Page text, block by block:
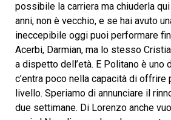
possibile la carriera ma chiuderla
anni, non è vecchio, e se hai avuto
ineccepibile oggi puoi performare
Acerbi, Darmian, ma lo stesso
a dispetto dell’età. E Politano è uno
c’entra poco nella capacità di
livello. Speriamo di annunciare il
due settimane. Di Lorenzo anche